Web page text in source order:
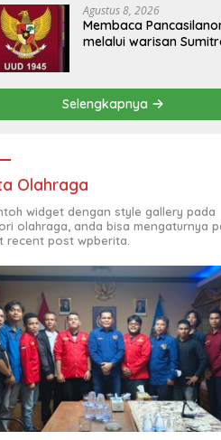
Agustus 8, 2026
Membaca
melalui warisan
Selengkapnya
Olahraga
widget dengan style gallery pada
olahraga, anda bisa mengaturnya
recent post wpberita.